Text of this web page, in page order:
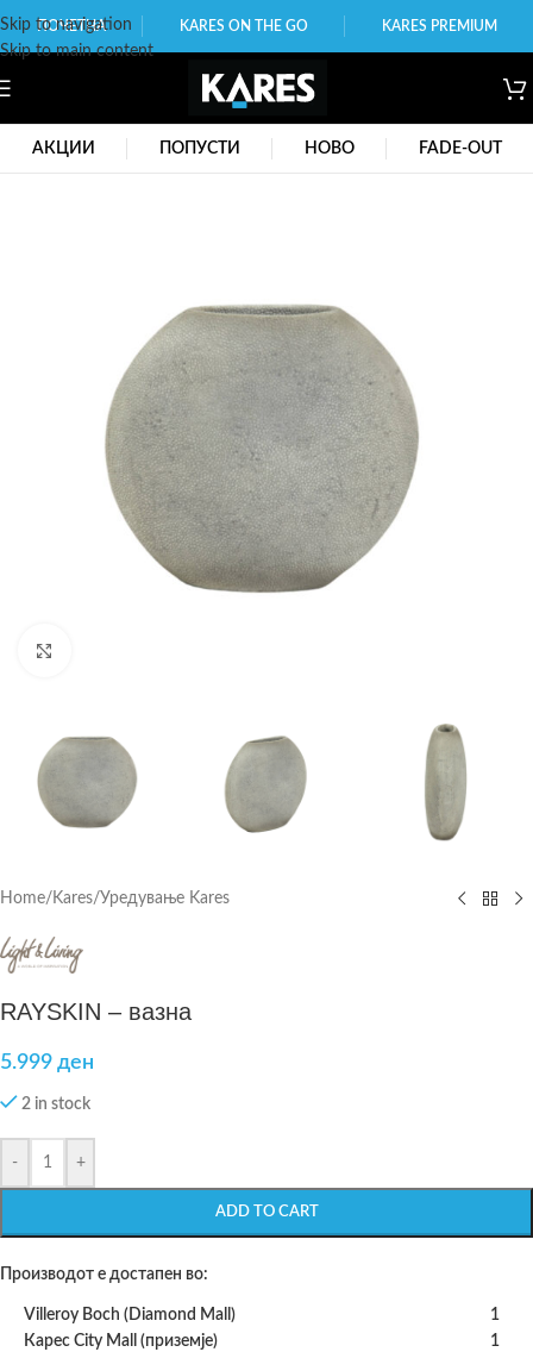
Skip to navigation
Skip to main content
ПОЧЕТНА KARES ON THE GO KARES PREMIUM
АКЦИИ ПОПУСТИ НОВО FADE-OUT
Home/ Kares/Уредување Kares
RAYSKIN – вазна
5.999 ден
2 in stock
- +
ADD TO CART
Производот е достапен во:
Villeroy Boch (Diamond Mall)
1
Карес City Mall (приземје)
1